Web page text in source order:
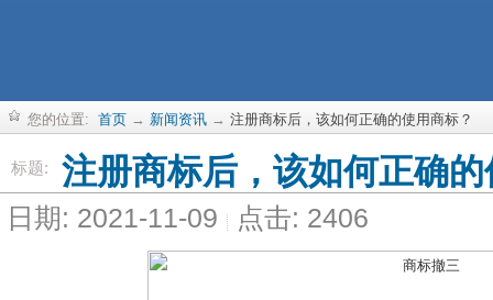
您的位置: 首页 → 新闻资讯 → 注册商标后，该如何正确的使用商标？
标题: 注册商标后，该如何正确
日期: 2021-11-09 点击: 2406